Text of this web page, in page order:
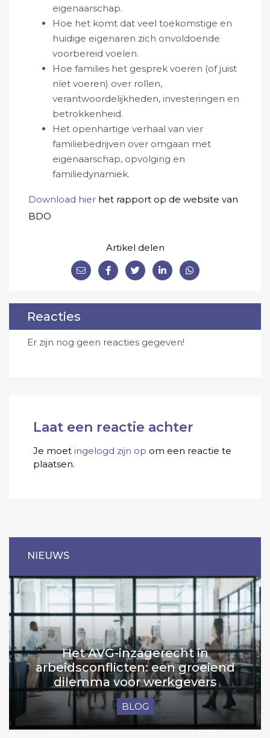
eigenaarschap.
Hoe het komt dat veel toekomstige en
huidige eigenaren zich onvoldoende
voorbereid voelen.
Hoe families het gesprek voeren (of juist
níet voeren) over rollen,
verantwoordelijkheden, investeringen en
betrokkenheid.
Het openhartige verhaal van vier
familiebedrijven over omgaan met
eigenaarschap, opvolging en
familiedynamiek.
Download hier het rapport op de website van
BDO
Artikel delen
Reacties
Er zijn nog geen reacties gegeven!
Laat een reactie achter
Je moet ingelogd zijn op om een reactie te
plaatsen.
NIEUWS
Het AVG-inzagerecht in
arbeidsconflicten: een groeiend
dilemma voor werkgevers
BLOG